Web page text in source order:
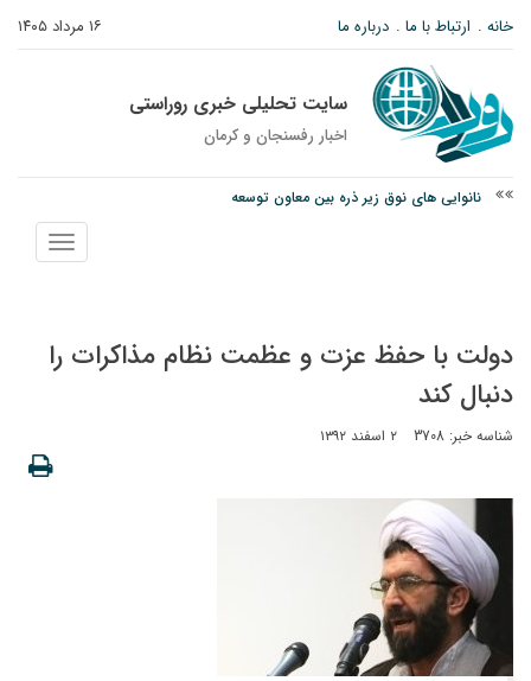
۱۶ مرداد ۱۴۰۵ خانه ارتباط با ما درباره ما
سایت تحلیلی خبری روراستی
اخبار رفسنجان و كرمان
نانوایی های نوق زیر ذره بین معاون توسعه
نمایش
منو
دولت با حفظ عزت و عظمت نظام مذاکرات را
دنبال کند
شناسه خبر: 3708 ۲ اسفند ۱۳۹۲